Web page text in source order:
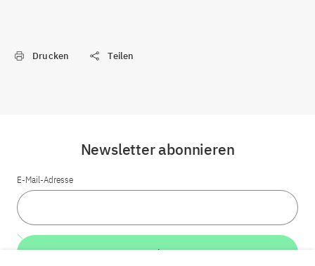
Drucken Teilen
Newsletter abonnieren
E-Mail-Adresse
Weiter